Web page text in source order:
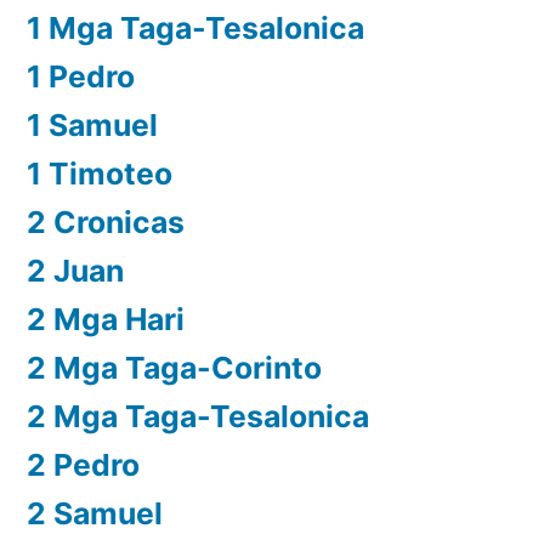
1 Mga Taga-Tesalonica
1 Pedro
1 Samuel
1 Timoteo
2 Cronicas
2 Juan
2 Mga Hari
2 Mga Taga-Corinto
2 Mga Taga-Tesalonica
2 Pedro
2 Samuel